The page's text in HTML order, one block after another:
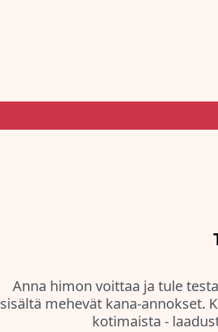
Anna himon voittaa ja tule
sisältä mehevät kana-annokset.
kotimaista -